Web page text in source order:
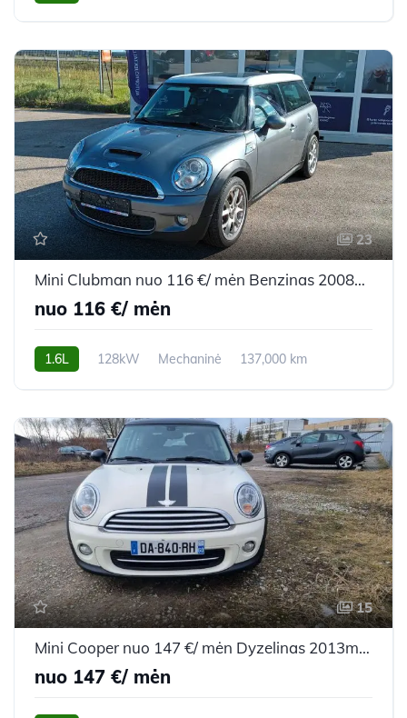
23
Mini Clubman nuo 116 €/ mėn Benzinas 2008m. Hečbekas Mechaninė
nuo 116 €/ mėn
1.6L 128kW Mechaninė
137,000 km
15
Mini Cooper nuo 147 €/ mėn Dyzelinas 2013m. Hečbekas Mechaninė
nuo 147 €/ mėn